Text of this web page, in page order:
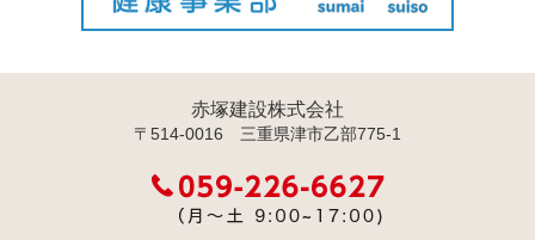
赤塚建設株式会社
〒514-0016 三重県津市乙部775-1